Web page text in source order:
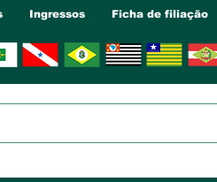
Ingressos Ficha de filiação